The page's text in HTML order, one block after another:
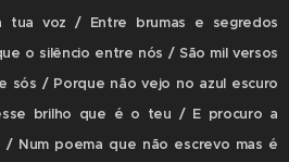
tua voz / Entre brumas e segredos
o silêncio entre nós / São mil versos
sós / Porque não vejo no azul escuro
brilho que é o teu / E procuro a
Num poema que não escrevo mas é